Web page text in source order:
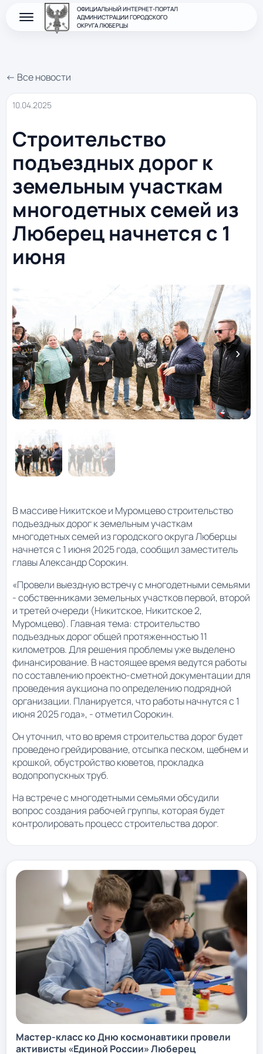
ОФИЦИАЛЬНЫЙ ИНТЕРНЕТ-ПОРТАЛ
АДМИНИСТРАЦИИ ГОРОДСКОГО
ОКРУГА ЛЮБЕРЦЫ
← Все новости
10.04.2025
Строительство
подъездных дорог к
земельным участкам
многодетных семей из
Люберец начнется с 1
июня
В массиве Никитское и Муромцево строительство
подъездных дорог к земельным участкам
многодетных семей из городского округа Люберцы
начнется с 1 июня 2025 года, сообщил заместитель
главы Александр Сорокин.
«Провели выездную встречу с многодетными семьями
- собственниками земельных участков первой, второй
и третей очереди (Никитское, Никитское 2,
Муромцево). Главная тема: строительство
подъездных дорог общей протяженностью 11
километров. Для решения проблемы уже выделено
финансирование. В настоящее время ведутся работы
по составлению проектно-сметной документации для
проведения аукциона по определению подрядной
организации. Планируется, что работы начнутся с 1
июня 2025 года», - отметил Сорокин.
Он уточнил, что во время строительства дорог будет
проведено грейдирование, отсыпка песком, щебнем и
крошкой, обустройство кюветов, прокладка
водопропускных труб.
На встрече с многодетными семьями обсудили
вопрос создания рабочей группы, которая будет
контролировать процесс строительства дорог.
Мастер-класс ко Дню космонавтики провели
активисты «Единой России» Люберец